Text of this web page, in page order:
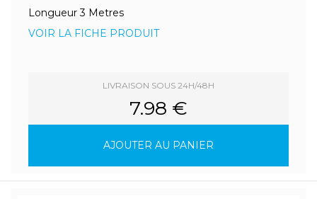
Longueur 3 Metres
VOIR LA FICHE PRODUIT
LIVRAISON SOUS 24H/48H
7.98 €
AJOUTER AU PANIER